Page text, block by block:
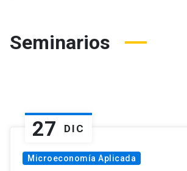
Seminarios
27 DIC
Microeconomía Aplicada